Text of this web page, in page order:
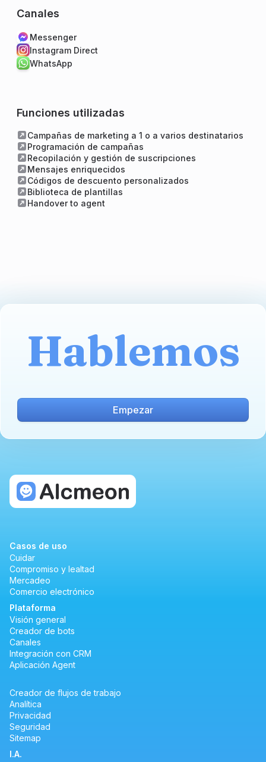
Canales
Messenger
Instagram Direct
WhatsApp
Funciones utilizadas
Campañas de marketing a 1 o a varios destinatarios
Programación de campañas
Recopilación y gestión de suscripciones
Mensajes enriquecidos
Códigos de descuento personalizados
Biblioteca de plantillas
Handover to agent
Hablemos
Empezar
Casos de uso
Cuidar
Compromiso y lealtad
Mercadeo
Comercio electrónico
Plataforma
Visión general
Creador de bots
Canales
Integración con CRM
Aplicación Agent
Creador de flujos de trabajo
Analítica
Privacidad
Seguridad
Sitemap
I.A.